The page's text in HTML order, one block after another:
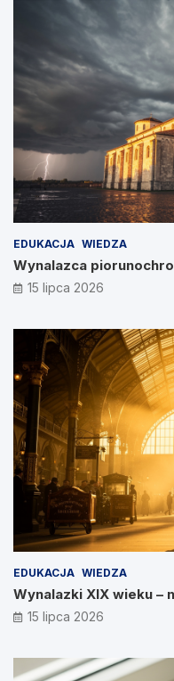
EDUKACJA WIEDZA
Wynalazca
15 lipca 2026
EDUKACJA WIEDZA
Wynalazki XIX wieku –
15 lipca 2026